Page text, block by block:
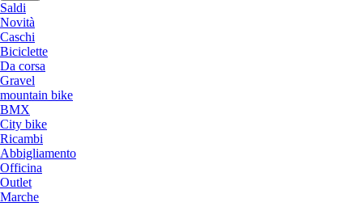
Saldi
Novità
Caschi
Biciclette
Da corsa
Gravel
mountain bike
BMX
City bike
Ricambi
Abbigliamento
Officina
Outlet
Marche